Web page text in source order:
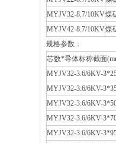
MYJV32-8.7/10KV煤
MYJV42-8.7/10KV煤
规格参数：
芯数*导体标称截面
MYJV32-3.6/6KV-
MYJV32-3.6/6KV-
MYJV32-3.6/6KV-
MYJV32-3.6/6KV-
MYJV32-3.6/6KV-